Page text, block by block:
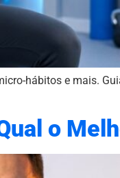
hábitos e mais.
o